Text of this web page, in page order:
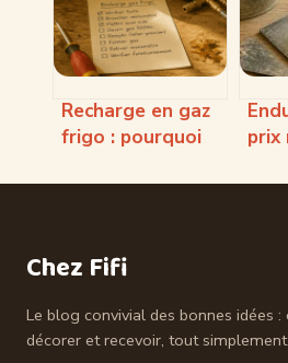
Recharge en gaz
frigo : pourquoi
pression
prix
Chez Fifi
Le blog convivial des bonnes idées :
décorer et recevoir, tout simplement.